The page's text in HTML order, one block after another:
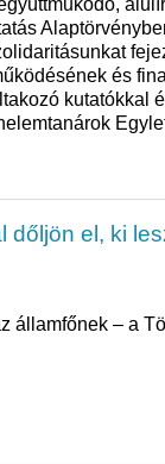
és
kutatókkal
dőljön el, ki
államfőnek – a